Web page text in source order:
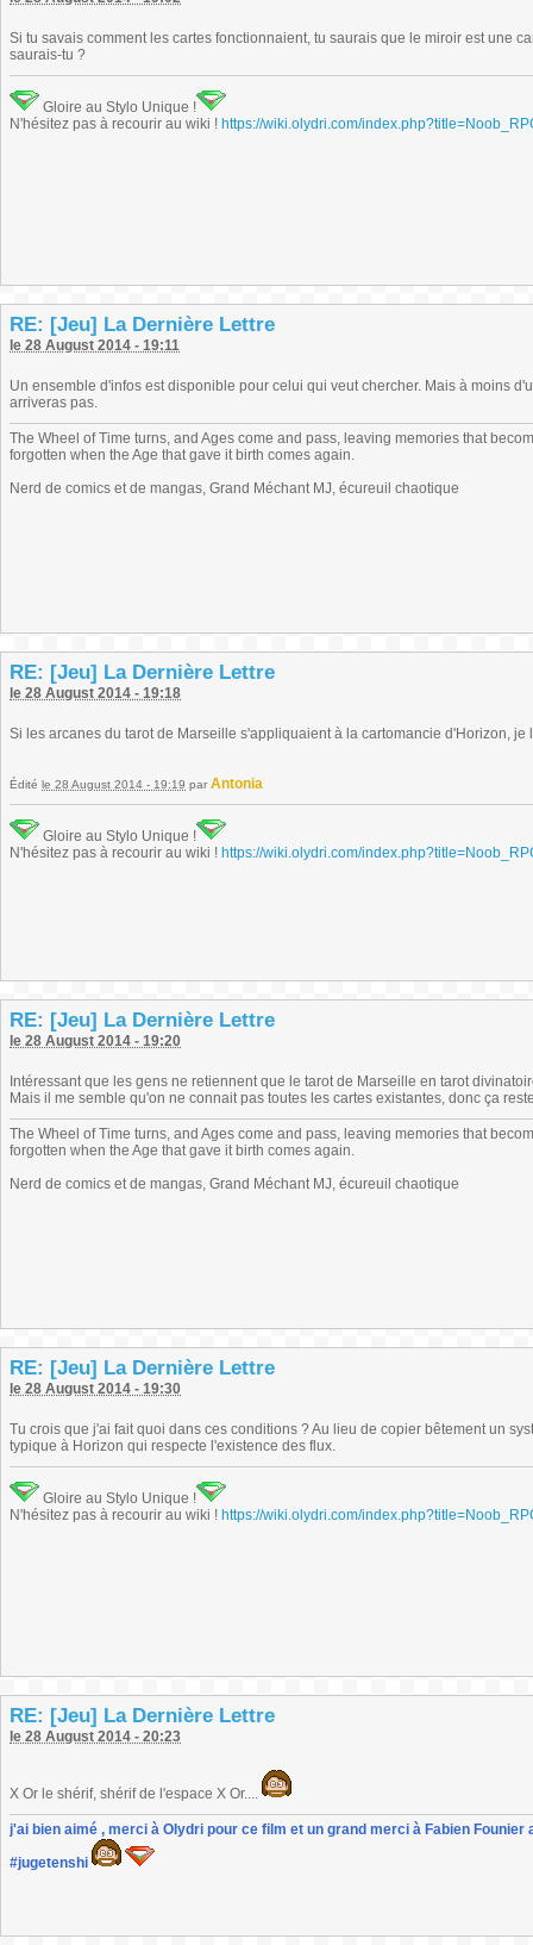
Si tu savais comment les cartes fonctionnaient, tu saurais que le miroir est une
saurais-tu ?
Gloire au Stylo Unique !
N'hésitez pas à recourir au wiki ! https://wiki.olydri.com/
RE: [Jeu] La Dernière Lettre
le 28 August 2014 - 19:11
Un ensemble d'infos est disponible pour celui qui veut chercher. Mais à moins
arriveras pas.
The Wheel of Time turns, and Ages come and pass, leaving memories that
forgotten when the Age that gave it birth comes again.
Nerd de comics et de mangas, Grand Méchant MJ, écureuil chaotique
RE: [Jeu] La Dernière Lettre
le 28 August 2014 - 19:18
Si les arcanes du tarot de Marseille s'appliquaient à la cartomancie d'Horizon, je
Édité le 28 August 2014 - 19:19 par Antonia
Gloire au Stylo Unique !
N'hésitez pas à recourir au wiki ! https://wiki.olydri.com/
RE: [Jeu] La Dernière Lettre
le 28 August 2014 - 19:20
Intéressant que les gens ne retiennent que le tarot de Marseille en tarot
Mais il me semble qu'on ne connait pas toutes les cartes existantes, donc ça
The Wheel of Time turns, and Ages come and pass, leaving memories that
forgotten when the Age that gave it birth comes again.
Nerd de comics et de mangas, Grand Méchant MJ, écureuil chaotique
RE: [Jeu] La Dernière Lettre
le 28 August 2014 - 19:30
Tu crois que j'ai fait quoi dans ces conditions ? Au lieu de copier bêtement un
typique à Horizon qui respecte l'existence des flux.
Gloire au Stylo Unique !
N'hésitez pas à recourir au wiki ! https://wiki.olydri.com/
RE: [Jeu] La Dernière Lettre
le 28 August 2014 - 20:23
X Or le shérif, shérif de l'espace X Or....
j'ai bien aimé , merci à Olydri pour ce film et un grand merci à Fabien
#jugetenshi